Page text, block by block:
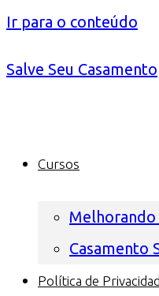
Ir para o conteúdo
Salve Seu Casamento
Cursos
Melhorando
Casamento
Política de